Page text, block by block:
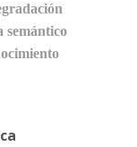
semántico